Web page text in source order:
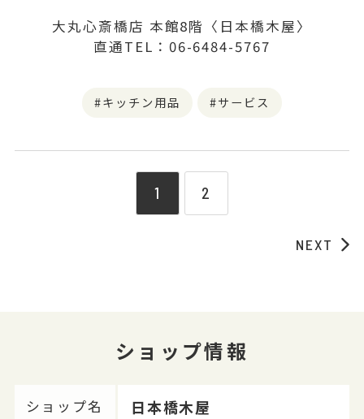
大丸心斎橋店 本館8階〈日本橋木屋〉
直通TEL：06-6484-5767
キッチン用品 サービス
1 2
NEXT
ショップ情報
ショップ名 日本橋木屋